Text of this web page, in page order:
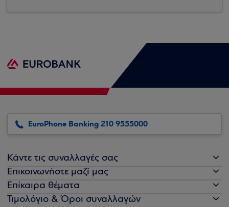
EuroPhone Banking 210 9555000
Κάντε τις συναλλαγές σας
Επικοινωνήστε μαζί μας
Επίκαιρα θέματα
Τιμολόγιο & Όροι συναλλαγών